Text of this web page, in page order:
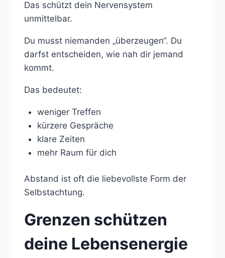
Das schützt dein Nervensystem
unmittelbar.
Du musst niemanden „überzeugen“. Du
darfst entscheiden, wie nah dir jemand
kommt.
Das bedeutet:
weniger Treffen
kürzere Gespräche
klare Zeiten
mehr Raum für dich
Abstand ist oft die liebevollste Form der
Selbstachtung.
Grenzen schützen
deine Lebensenergie